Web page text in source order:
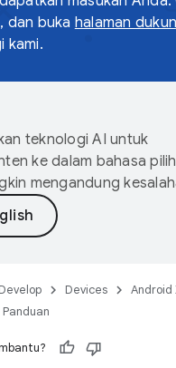
dan buka halaman
kami.
teknologi AI untuk
ke dalam bahasa
mengandung
Develop Devices
Android
Panduan